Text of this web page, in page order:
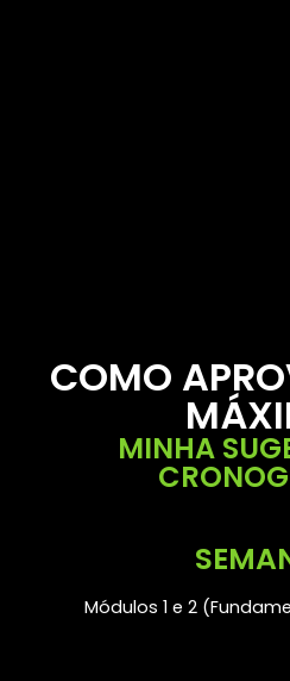
COMO
MINHA
Módulos 1 e 2